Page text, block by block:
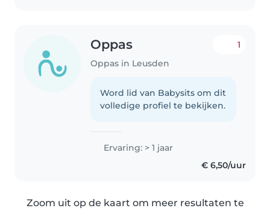
Oppas
Oppas in Leusden
1
Word lid van Babysits om dit
volledige profiel te bekijken.
Ervaring: > 1 jaar
€ 6,50/uur
Zoom uit op de kaart om meer resultaten te